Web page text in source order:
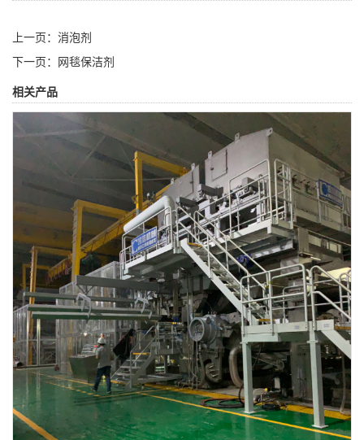
上一页： 消泡剂
下一页：
网毯保洁剂
相关产品